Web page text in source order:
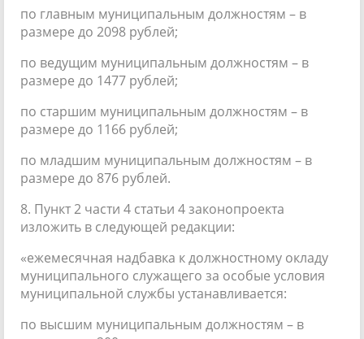
по главным муниципальным должностям – в
размере до 2098 рублей;
по ведущим муниципальным должностям – в
размере до 1477 рублей;
по старшим муниципальным должностям – в
размере до 1166 рублей;
по младшим муниципальным должностям – в
размере до 876 рублей.
8. Пункт 2 части 4 статьи 4 законопроекта
изложить в следующей редакции:
«ежемесячная надбавка к должностному окладу
муниципального служащего за особые условия
муниципальной службы устанавливается:
по высшим муниципальным должностям – в